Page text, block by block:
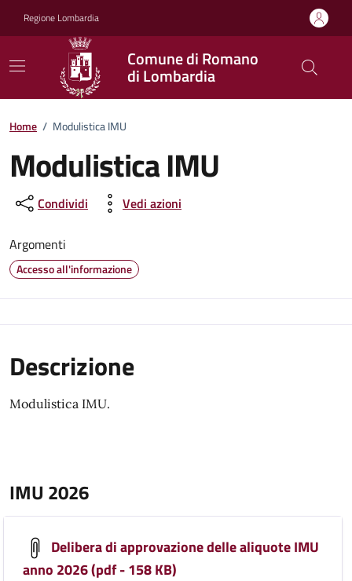
Regione Lombardia
Comune di Romano
di Lombardia
Home / Modulistica IMU
Modulistica IMU
Condividi Vedi azioni
Argomenti
Accesso all'informazione
Descrizione
Modulistica IMU.
IMU 2026
Delibera di approvazione delle aliquote IMU
anno 2026 (pdf - 158 KB)